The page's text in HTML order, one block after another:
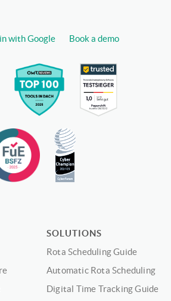
with Google Book a demo
SOLUTIONS
Rota Scheduling Guide
Automatic Rota Scheduling
Digital Time Tracking Guide